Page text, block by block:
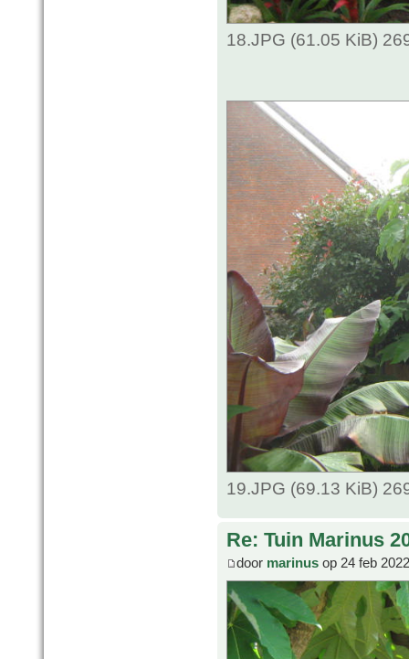
18.JPG (61.05 KiB)
19.JPG (69.13 KiB)
Re: Tuin Marinus
door marinus op 24 feb